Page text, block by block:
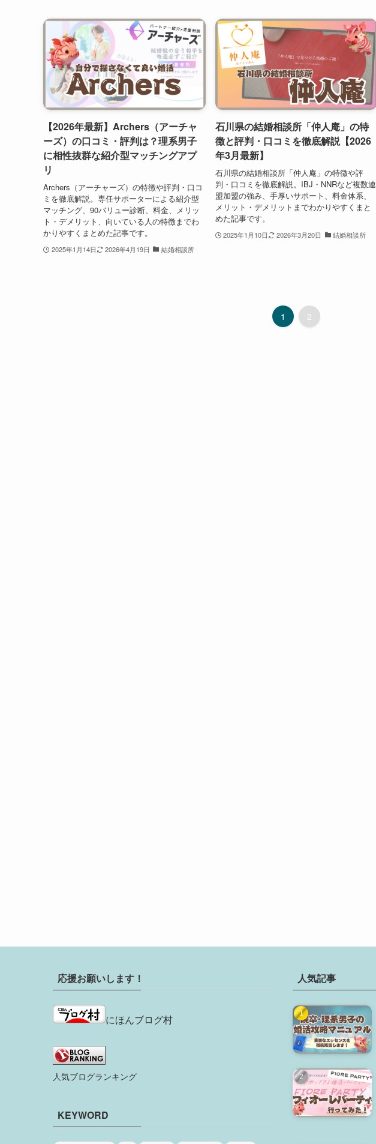
【2026年最新】Archers（アーチャ
ーズ）の口コミ・評判は？理系男子
に相性抜群な紹介型マッチングアプ
リ
Archers（アーチャーズ）の特徴や評判・口コ
ミを徹底解説。専任サポーターによる紹介型
マッチング、90バリュー診断、料金、メリッ
ト・デメリット、向いている人の特徴までわ
かりやすくまとめた記事です。
2025年1月14日 2026年4月19日 結婚相談所
石川県の結婚相談所「仲人庵」の特
徴と評判・口コミを徹底解説【2026
年3月最新】
石川県の結婚相談所「仲人庵」の特徴や評
判・口コミを徹底解説。IBJ・NNRなど複数連
盟加盟の強み、手厚いサポート、料金体系、
メリット・デメリットまでわかりやすくまと
めた記事です。
2025年1月10日 2026年3月20日 結婚相談所
1 2
応援お願いします！
にほんブログ村
人気ブログランキング
KEYWORD
人気記事